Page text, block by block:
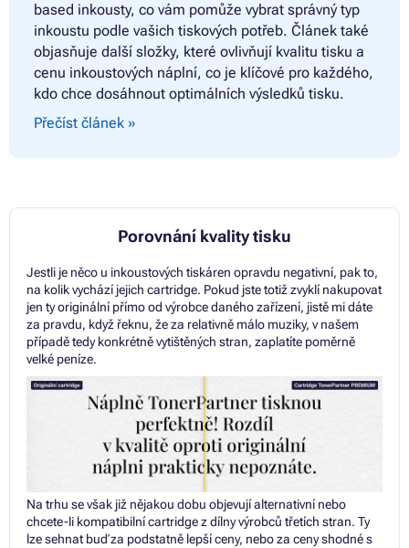
based inkousty, co vám pomůže vybrat správný typ
inkoustu podle vašich tiskových potřeb. Článek také
objasňuje další složky, které ovlivňují kvalitu tisku a
cenu inkoustových náplní, co je klíčové pro každého,
kdo chce dosáhnout optimálních výsledků tisku.
Přečíst článek »
Porovnání kvality tisku
Jestli je něco u inkoustových tiskáren opravdu negativní, pak to,
na kolik vychází jejich cartridge. Pokud jste totiž zvyklí nakupovat
jen ty originální přímo od výrobce daného zařízení, jistě mi dáte
za pravdu, když řeknu, že za relativně málo muziky, v našem
případě tedy konkrétně vytištěných stran, zaplatíte poměrně
velké peníze.
Na trhu se však již nějakou dobu objevují alternativní nebo
chcete-li kompatibilní cartridge z dílny výrobců třetích stran. Ty
lze sehnat buď za podstatně lepší ceny, nebo za ceny shodné s